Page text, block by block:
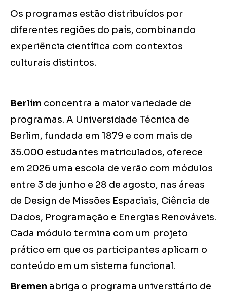
Os programas estão distribuídos por
diferentes regiões do país, combinando
experiência científica com contextos
culturais distintos.
Berlim concentra a maior variedade de
programas. A Universidade Técnica de
Berlim, fundada em 1879 e com mais de
35.000 estudantes matriculados, oferece
em 2026 uma escola de verão com módulos
entre 3 de junho e 28 de agosto, nas áreas
de Design de Missões Espaciais, Ciência de
Dados, Programação e Energias Renováveis.
Cada módulo termina com um projeto
prático em que os participantes aplicam o
conteúdo em um sistema funcional.
Bremen abriga o programa universitário de